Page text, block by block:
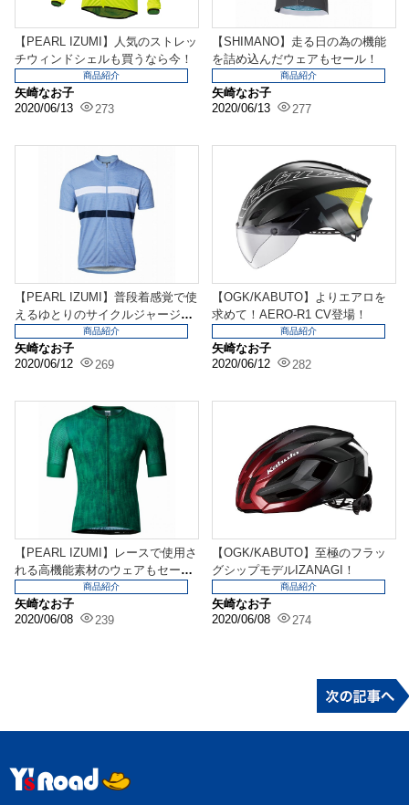
【PEARL IZUMI】人気のストレッ
チウィンドシェルも買うなら今！
矢崎なお子
2020/06/13
273
商品紹介
【SHIMANO】走る日の為の機能
を詰め込んだウェアもセール！
矢崎なお子
2020/06/13
277
商品紹介
【PEARL IZUMI】普段着感覚で使
えるゆとりのサイクルジャージ
矢崎なお子
2020/06/12
269
商品紹介
【OGK/KABUTO】よりエアロを
求めて！AERO-R1 CV登場！
矢崎なお子
2020/06/12
282
商品紹介
【PEARL IZUMI】レースで使用さ
れる高機能素材のウェアもセー
矢崎なお子
2020/06/08
239
商品紹介
【OGK/KABUTO】至極のフラッ
グシップモデルIZANAGI！
矢崎なお子
2020/06/08
274
商品紹介